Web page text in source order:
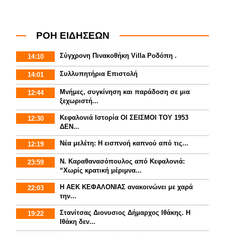
ΡΟΗ ΕΙΔΗΣΕΩΝ
14:10 Σύγχρονη Πινακοθήκη Villa Ροδόπη .
14:01 Συλλυπητήρια Επιστολή
12:44
Μνήμες, συγκίνηση και παράδοση σε μια
ξεχωριστή...
12:30
Κεφαλονιά Ιστορία ΟΙ ΣΕΙΣΜΟΙ ΤΟΥ 1953
ΔΕΝ...
12:19 Νέα μελέτη: Η εισπνοή καπνού από τις...
23:59
Ν. Καραθανασόπουλος από Κεφαλονιά:
“Χωρίς κρατική μέριμνα...
22:03
Η ΑΕΚ ΚΕΦΑΛΟΝΙΑΣ ανακοινώνει με χαρά
την...
19:22
Στανίτσας Διονυσιος Δήμαρχος Ιθάκης. Η
Ιθάκη δεν...